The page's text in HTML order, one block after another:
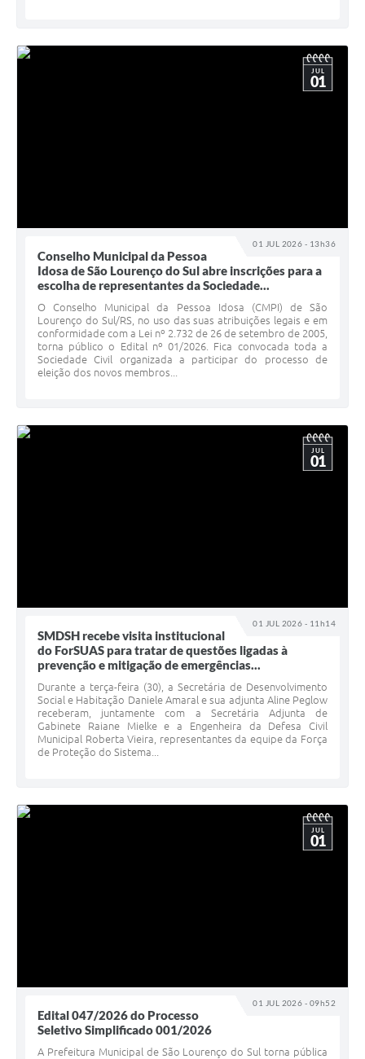
01 JUL 2026 - 13h36
JUL
01
Conselho Municipal da Pessoa
Idosa de São Lourenço do Sul abre inscrições para a
escolha de representantes da Sociedade...
O Conselho Municipal da Pessoa Idosa (CMPI) de São
Lourenço do Sul/RS, no uso das suas atribuições legais e em
conformidade com a Lei nº 2.732 de 26 de setembro de 2005,
torna público o Edital nº 01/2026. Fica convocada toda a
Sociedade Civil organizada a participar do processo de
eleição dos novos membros...
01 JUL 2026 - 11h14
JUL
01
SMDSH recebe visita institucional
do ForSUAS para tratar de questões ligadas à
prevenção e mitigação de emergências...
Durante a terça-feira (30), a Secretária de Desenvolvimento
Social e Habitação Daniele Amaral e sua adjunta Aline Peglow
receberam, juntamente com a Secretária Adjunta de
Gabinete Raiane Mielke e a Engenheira da Defesa Civil
Municipal Roberta Vieira, representantes da equipe da Força
de Proteção do Sistema...
01 JUL 2026 - 09h52
JUL
01
Edital 047/2026 do Processo
Seletivo Simplificado 001/2026
A Prefeitura Municipal de São Lourenço do Sul torna pública